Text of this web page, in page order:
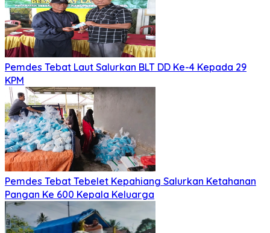
Pemdes Tebat Laut Salurkan BLT DD Ke-4 Kepada 29
KPM
Pemdes Tebat Tebelet Kepahiang Salurkan Ketahanan
Pangan Ke 600 Kepala Keluarga